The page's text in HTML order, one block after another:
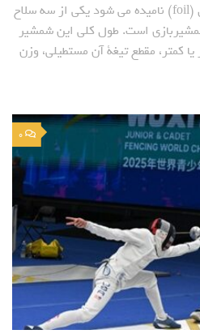
فلوره که در انگلیسی فویل (foil) نامیده می شود یکی از سه سلاح
است. طول کلی این شمشیر
یا کمتر، مقطع تیغة آن مستطیلی، وزن
0